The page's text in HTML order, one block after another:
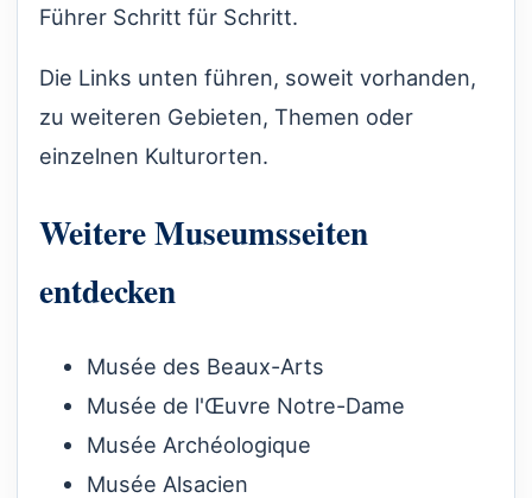
Führer Schritt für Schritt.
Die Links unten führen, soweit vorhanden,
zu weiteren Gebieten, Themen oder
einzelnen Kulturorten.
Weitere Museumsseiten
entdecken
Musée des Beaux-Arts
Musée de l'Œuvre Notre-Dame
Musée Archéologique
Musée Alsacien